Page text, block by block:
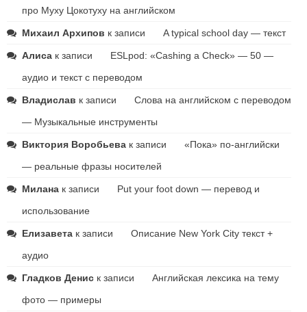
про Муху Цокотуху на английском
Михаил Архипов к записи A typical school day — текст
Алиса к записи
ESLpod: «Cashing a Check» — 50 —
аудио и текст с переводом
Владислав к записи
Слова на английском с переводом
— Музыкальные инструменты
Виктория Воробьева к записи
«Пока» по-английски
— реальные фразы носителей
Милана к записи
Put your foot down — перевод и
использование
Елизавета к записи
Описание New York City текст +
аудио
Гладков Денис к записи
Английская лексика на тему
фото — примеры